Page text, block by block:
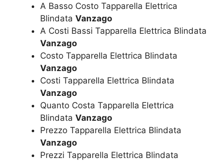
A Basso Costo Tapparella Elettrica
Blindata Vanzago
A Costi Bassi Tapparella Elettrica Blindata
Vanzago
Costo Tapparella Elettrica Blindata
Vanzago
Costi Tapparella Elettrica Blindata
Vanzago
Quanto Costa Tapparella Elettrica
Blindata Vanzago
Prezzo Tapparella Elettrica Blindata
Vanzago
Prezzi Tapparella Elettrica Blindata